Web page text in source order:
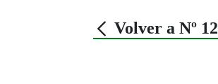
Volver a Nº